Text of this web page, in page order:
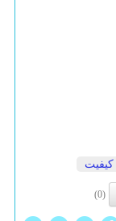
كیفیت
(0)